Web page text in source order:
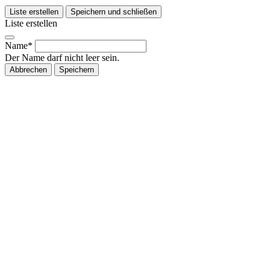
Liste erstellen Speichern und schließen
Liste erstellen
Name*
Der Name darf nicht leer sein.
Abbrechen Speichern